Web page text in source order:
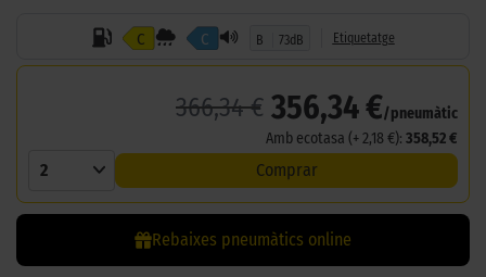
C C B 73dB Etiquetatge
366,34 € 356,34 €/pneumàtic
Amb ecotasa (+ 2,18 €): 358,52 €
2 Comprar
Rebaixes pneumàtics online